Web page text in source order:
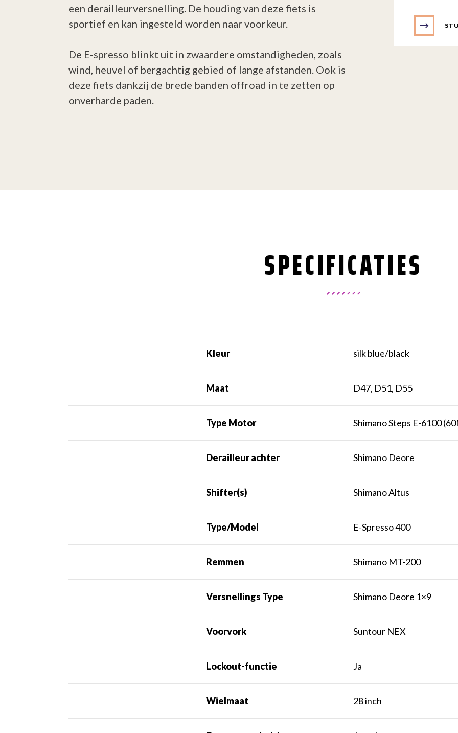
een derailleurversnelling. De houding van deze fiets is
sportief en kan ingesteld worden naar voorkeur.
De E-spresso blinkt uit in zwaardere omstandigheden, zoals
wind, heuvel of bergachtig gebied of lange afstanden. Ook is
deze fiets dankzij de brede banden offroad in te zetten op
onverharde paden.
SPECIFICATIES
Kleur silk blue/black
Maat D47, D51, D55
Type Motor Shimano Steps E-6100
Derailleur achter Shimano Deore
Shifter(s) Shimano Altus
Type/Model E-Spresso 400
Remmen Shimano MT-200
Versnellings Type Shimano Deore 1×9
Voorvork Suntour NEX
Lockout-functie Ja
Wielmaat 28 inch